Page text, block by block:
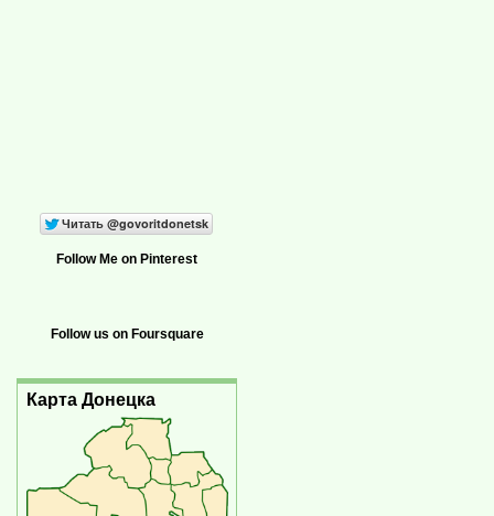
Follow Me on Pinterest
Follow us on Foursquare
Карта Донецка